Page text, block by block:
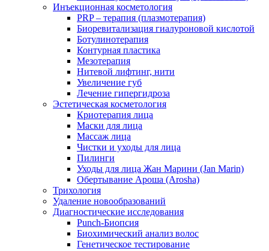
Инъекционная косметология
PRP – терапия (плазмотерапия)
Биоревитализация гиалуроновой кислотой
Ботулинотерапия
Контурная пластика
Мезотерапия
Нитевой лифтинг, нити
Увеличение губ
Лечение гипергидроза
Эстетическая косметология
Криотерапия лица
Маски для лица
Массаж лица
Чистки и уходы для лица
Пилинги
Уходы для лица Жан Марини (Jan Marin)
Обертывание Ароша (Arosha)
Трихология
Удаление новообразований
Диагностические исследования
Punch-Биопсия
Биохимический анализ волос
Генетическое тестирование